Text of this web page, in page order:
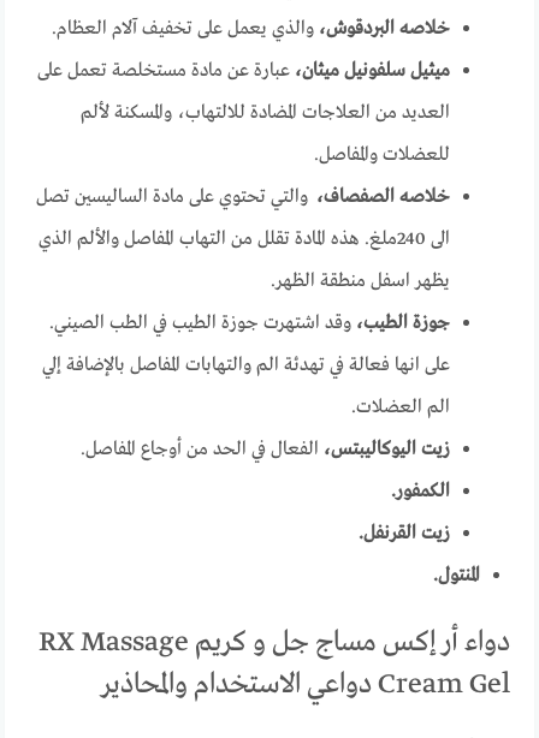
خلاصه البردقوش، والذي يعمل على تخفيف آلام العظام.
ميثيل سلفونيل ميثان، عبارة عن مادة مستخلصة تعمل على
العديد من العلاجات المضادة للالتهاب، والمسكنة لألم
للعضلات والمفاصل.
خلاصه الصفصاف، والتي تحتوي على مادة الساليسين تصل
الى 240ملغ. هذه المادة تقلل من التهاب المفاصل والألم الذي
يظهر اسفل منطقة الظهر.
جوزة الطيب، وقد اشتهرت جوزة الطيب في الطب الصيني.
على انها فعالة في تهدئة الم والتهابات المفاصل بالإضافة إلي
الم العضلات.
زيت اليوكاليبتس، الفعال في الحد من أوجاع المفاصل.
الكمفور.
زيت القرنفل.
المنتول.
دواء أر إكس مساج جل و كريم RX Massage
Cream Gel دواعي الاستخدام والمحاذير